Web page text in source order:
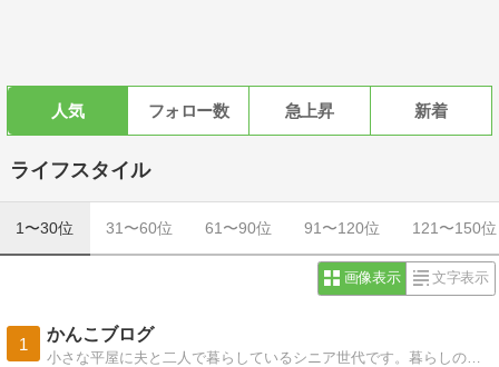
人気 フォロー数 急上昇 新着
ライフスタイル
1〜30位 31〜60位 61〜90位 91〜120位 121〜150位
画像表示 文字表示
1
かんこブログ
小さな平屋に夫と二人で暮らしているシニア世代です。暮らしの中で感じたこと、家庭菜園のことなど綴っています。